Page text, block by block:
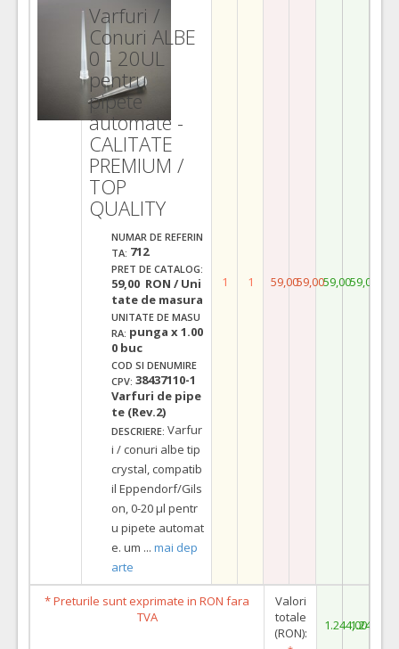
Varfuri /
Conuri ALBE
0 - 20UL
pentru
pipete
automate -
CALITATE
PREMIUM /
TOP
QUALITY
NUMAR DE REFERIN
TA: 712
PRET DE CATALOG:
59,00 RON / Uni
tate de masura
UNITATE DE MASU
RA: punga x 1.00
0 buc
COD SI DENUMIRE
CPV: 38437110-1
Varfuri de pipe
te (Rev.2)
DESCRIERE: Varfur
i / conuri albe tip
crystal, compatib
il Eppendorf/Gils
on, 0-20 µl pentr
u pipete automat
e. um ... mai dep
arte
1 1 59,0059,0059,0059,00
* Preturile sunt exprimate in RON fara
TVA
Valori
totale
(RON):
1.244,001.244,00